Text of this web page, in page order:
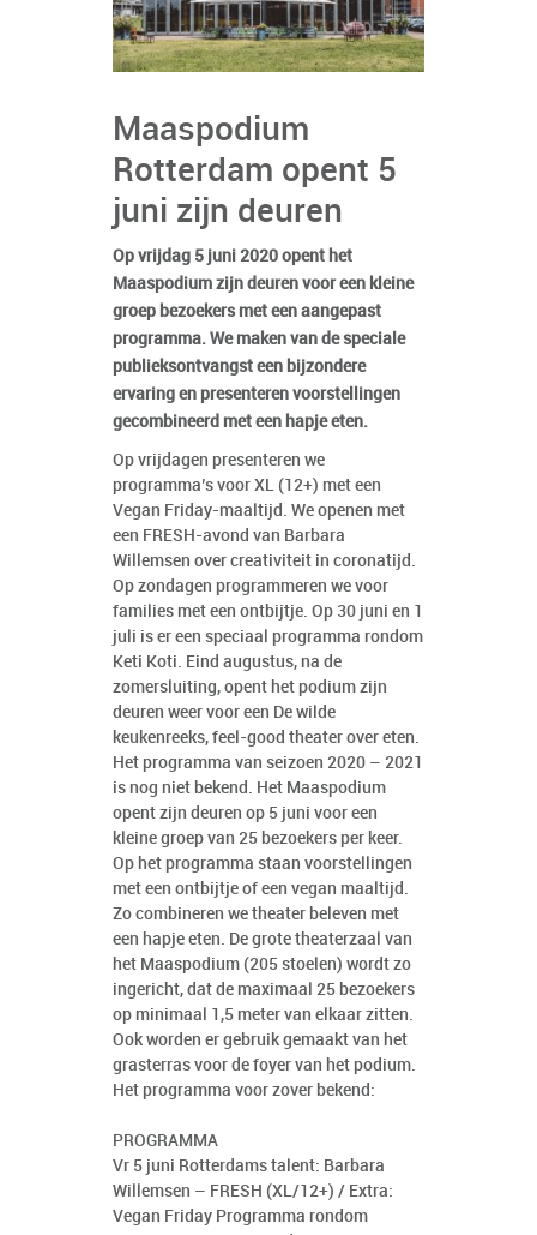
Maaspodium
Rotterdam opent 5
juni zijn deuren
Op vrijdag 5 juni 2020 opent het
Maaspodium zijn deuren voor een kleine
groep bezoekers met een aangepast
programma. We maken van de speciale
publieksontvangst een bijzondere
ervaring en presenteren voorstellingen
gecombineerd met een hapje eten.
Op vrijdagen presenteren we
programma’s voor XL (12+) met een
Vegan Friday-maaltijd. We openen met
een FRESH-avond van Barbara
Willemsen over creativiteit in coronatijd.
Op zondagen programmeren we voor
families met een ontbijtje. Op 30 juni en 1
juli is er een speciaal programma rondom
Keti Koti. Eind augustus, na de
zomersluiting, opent het podium zijn
deuren weer voor een De wilde
keukenreeks, feel-good theater over eten.
Het programma van seizoen 2020 – 2021
is nog niet bekend. Het Maaspodium
opent zijn deuren op 5 juni voor een
kleine groep van 25 bezoekers per keer.
Op het programma staan voorstellingen
met een ontbijtje of een vegan maaltijd.
Zo combineren we theater beleven met
een hapje eten. De grote theaterzaal van
het Maaspodium (205 stoelen) wordt zo
ingericht, dat de maximaal 25 bezoekers
op minimaal 1,5 meter van elkaar zitten.
Ook worden er gebruik gemaakt van het
grasterras voor de foyer van het podium.
Het programma voor zover bekend:
PROGRAMMA
Vr 5 juni Rotterdams talent: Barbara
Willemsen – FRESH (XL/12+) / Extra:
Vegan Friday Programma rondom